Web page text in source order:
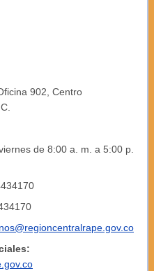
902, Centro
de 8:00 a. m. a 5:00 p.